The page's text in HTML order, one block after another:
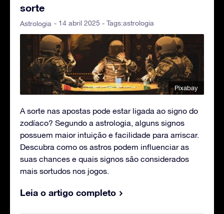
sorte
Astrologia - 14 abril 2025 - Tags:astrologia
Pixabay
A sorte nas apostas pode estar ligada ao signo do
zodíaco? Segundo a astrologia, alguns signos
possuem maior intuição e facilidade para arriscar.
Descubra como os astros podem influenciar as
suas chances e quais signos são considerados
mais sortudos nos jogos.
Leia o artigo completo